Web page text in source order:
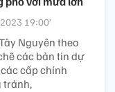
19:00’
Nguyên theo
các bản tin dự
cấp chính
tránh,